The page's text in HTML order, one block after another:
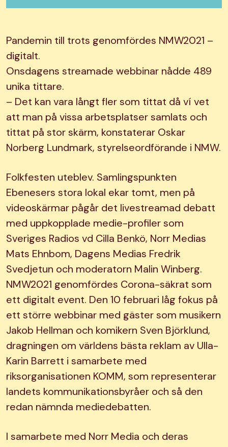
Pandemin till trots genomfördes NMW2021 –
digitalt.
Onsdagens streamade webbinar nådde 489
unika tittare.
– Det kan vara långt fler som tittat då ví vet
att man på vissa arbetsplatser samlats och
tittat på stor skärm, konstaterar Oskar
Norberg Lundmark, styrelseordförande i NMW.
Folkfesten uteblev. Samlingspunkten
Ebenesers stora lokal ekar tomt, men på
videoskärmar pågår det livestreamad debatt
med uppkopplade medie-profiler som
Sveriges Radios vd Cilla Benkö, Norr Medias
Mats Ehnbom, Dagens Medias Fredrik
Svedjetun och moderatorn Malin Winberg.
NMW2021 genomfördes Corona-säkrat som
ett digitalt event. Den 10 februari låg fokus på
ett större webbinar med gäster som musikern
Jakob Hellman och komikern Sven Björklund,
dragningen om världens bästa reklam av Ulla-
Karin Barrett i samarbete med
riksorganisationen KOMM, som representerar
landets kommunikationsbyråer och så den
redan nämnda mediedebatten.
I samarbete med Norr Media och deras